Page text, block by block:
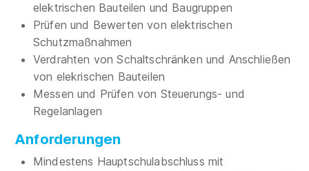
elektrischen Bauteilen und Baugruppen
Prüfen und Bewerten von elektrischen
Schutzmaßnahmen
Verdrahten von Schaltschränken und Anschließen
von elekrischen Bauteilen
Messen und Prüfen von Steuerungs- und
Regelanlagen
Anforderungen
Mindestens Hauptschulabschluss mit